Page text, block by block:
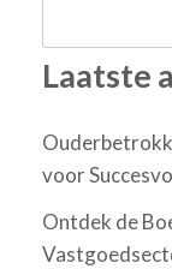
Laatste
voor
Ontdek de